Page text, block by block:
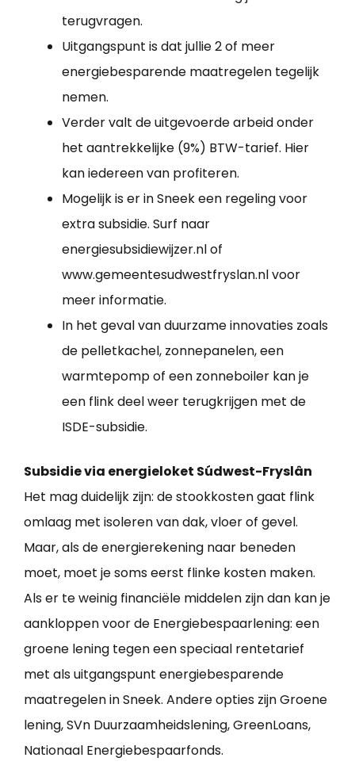
terugvragen.
Uitgangspunt is dat jullie 2 of meer
energiebesparende maatregelen tegelijk
nemen.
Verder valt de uitgevoerde arbeid onder
het aantrekkelijke (9%) BTW-tarief. Hier
kan iedereen van profiteren.
Mogelijk is er in Sneek een regeling voor
extra subsidie. Surf naar
energiesubsidiewijzer.nl of
www.gemeentesudwestfryslan.nl voor
meer informatie.
In het geval van duurzame innovaties zoals
de pelletkachel, zonnepanelen, een
warmtepomp of een zonneboiler kan je
een flink deel weer terugkrijgen met de
ISDE-subsidie.
Subsidie via energieloket Súdwest-Fryslân
Het mag duidelijk zijn: de stookkosten gaat flink
omlaag met isoleren van dak, vloer of gevel.
Maar, als de energierekening naar beneden
moet, moet je soms eerst flinke kosten maken.
Als er te weinig financiële middelen zijn dan kan je
aankloppen voor de Energiebespaarlening: een
groene lening tegen een speciaal rentetarief
met als uitgangspunt energiebesparende
maatregelen in Sneek. Andere opties zijn Groene
lening, SVn Duurzaamheidslening, GreenLoans,
Nationaal Energiebespaarfonds.